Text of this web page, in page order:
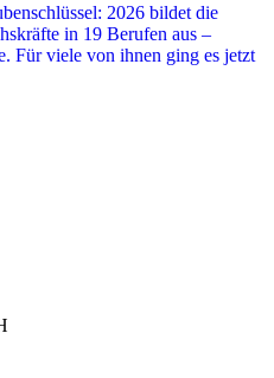
2026 bildet die
in 19 Berufen aus –
Für viele von ihnen ging es jetzt